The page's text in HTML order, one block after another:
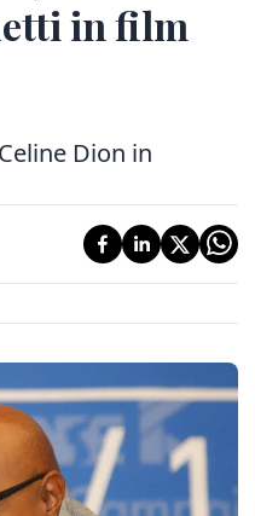
in film
Dion in